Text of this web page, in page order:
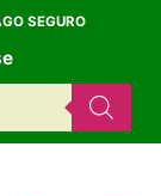
SEGURO